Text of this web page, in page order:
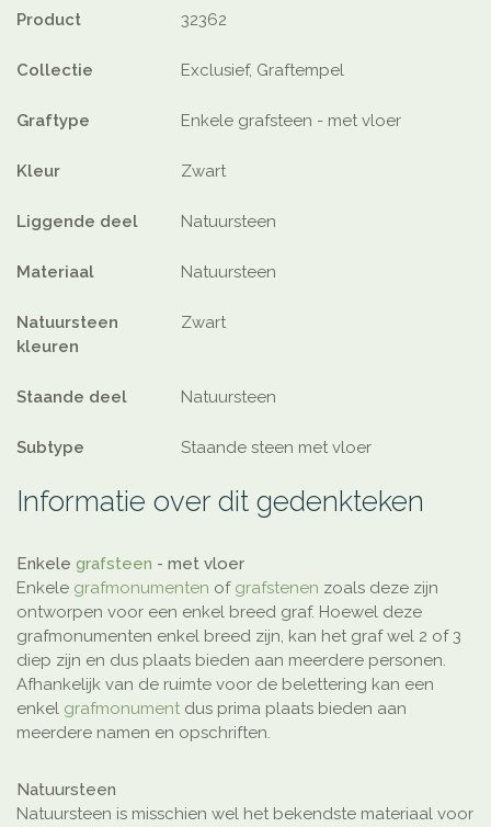
Product 32362
Collectie Exclusief, Graftempel
Graftype Enkele grafsteen - met vloer
Kleur Zwart
Liggende deel Natuursteen
Materiaal Natuursteen
Natuursteen
kleuren
Zwart
Staande deel Natuursteen
Subtype Staande steen met vloer
Informatie over dit gedenkteken
Enkele grafsteen - met vloer
Enkele grafmonumenten of grafstenen zoals deze zijn
ontworpen voor een enkel breed graf. Hoewel deze
grafmonumenten enkel breed zijn, kan het graf wel 2 of 3
diep zijn en dus plaats bieden aan meerdere personen.
Afhankelijk van de ruimte voor de belettering kan een
enkel grafmonument dus prima plaats bieden aan
meerdere namen en opschriften.
Natuursteen
Natuursteen is misschien wel het bekendste materiaal voor